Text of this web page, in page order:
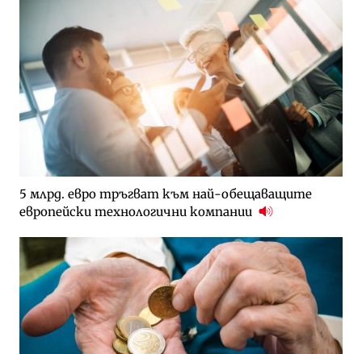
5 млрд. евро тръгват към най-обещаващите
европейски технологични компании